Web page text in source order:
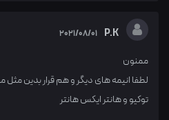
P.K
2021/08/01
ممنون
لطفا انیمه های دیگر و هم قرار بدین
توکیو و هانتر ایکس هانتر